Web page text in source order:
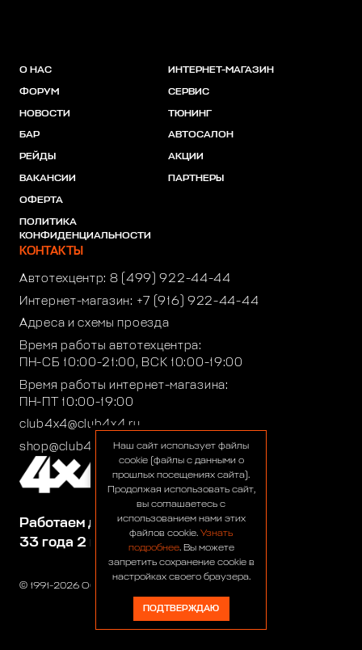
© 1991-2026 ООО «Сервис 4х4»
Работаем для вас:
33 года 2 месяца 23 дня
О НАС
ФОРУМ
НОВОСТИ
БАР
РЕЙДЫ
ВАКАНСИИ
ОФЕРТА
ПОЛИТИКА
КОНФИДЕНЦИАЛЬНОСТИ
ИНТЕРНЕТ-МАГАЗИН
СЕРВИС
ТЮНИНГ
АВТОСАЛОН
АКЦИИ
ПАРТНЕРЫ
КОНТАКТЫ
Автотехцентр: 8 (499) 922-44-44
Интернет-магазин: +7 (916) 922-44-44
Адреса и схемы проезда
Время работы автотехцентра:
ПН-СБ 10:00-21:00, ВСК 10:00-19:00
Время работы интернет-магазина:
ПН-ПТ 10:00-19:00
club4x4@club4x4.ru
shop@club4x4.ruНаш сайт использует файлы
cookie (файлы с данными о
прошлых посещениях сайта).
Продолжая использовать сайт,
вы соглашаетесь с
использованием нами этих
файлов cookie. Узнать
подробнее. Вы можете
запретить сохранение cookie в
настройках своего браузера.
ПОДТВЕРЖДАЮ